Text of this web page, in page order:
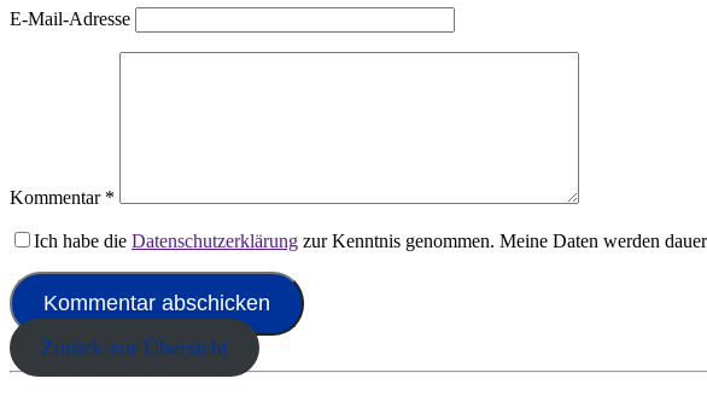
E-Mail-Adresse
Kommentar *
Ich habe die Datenschutzerklärung zur Kenntnis genommen. Meine Daten werden
Zurück zur Übersicht